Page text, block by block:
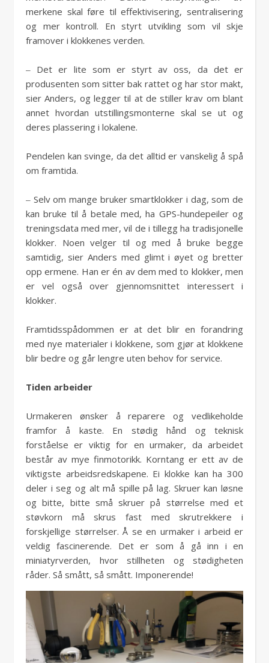
merkene skal føre til effektivisering, sentralisering
og mer kontroll. En styrt utvikling som vil skje
framover i klokkenes verden.
‒ Det er lite som er styrt av oss, da det er
produsenten som sitter bak rattet og har stor makt,
sier Anders, og legger til at de stiller krav om blant
annet hvordan utstillingsmonterne skal se ut og
deres plassering i lokalene.
Pendelen kan svinge, da det alltid er vanskelig å spå
om framtida.
‒ Selv om mange bruker smartklokker i dag, som de
kan bruke til å betale med, ha GPS-hundepeiler og
treningsdata med mer, vil de i tillegg ha tradisjonelle
klokker. Noen velger til og med å bruke begge
samtidig, sier Anders med glimt i øyet og bretter
opp ermene. Han er én av dem med to klokker, men
er vel også over gjennomsnittet interessert i
klokker.
Framtidsspådommen er at det blir en forandring
med nye materialer i klokkene, som gjør at klokkene
blir bedre og går lengre uten behov for service.
Tiden arbeider
Urmakeren ønsker å reparere og vedlikeholde
framfor å kaste. En stødig hånd og teknisk
forståelse er viktig for en urmaker, da arbeidet
består av mye finmotorikk. Korntang er ett av de
viktigste arbeidsredskapene. Ei klokke kan ha 300
deler i seg og alt må spille på lag. Skruer kan løsne
og bitte, bitte små skruer på størrelse med et
støvkorn må skrus fast med skrutrekkere i
forskjellige størrelser. Å se en urmaker i arbeid er
veldig fascinerende. Det er som å gå inn i en
miniatyrverden, hvor stillheten og stødigheten
råder. Så smått, så smått. Imponerende!